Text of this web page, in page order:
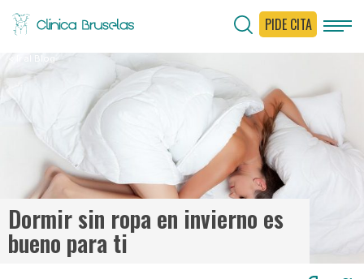
PIDE CITA
< Ir al Blog
Dormir sin ropa en invierno es
bueno para ti